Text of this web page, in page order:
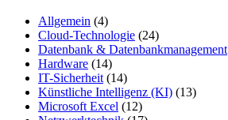
Allgemein (4)
Cloud-Technologie (24)
Datenbank & Datenbankmanagement
Hardware (14)
IT-Sicherheit (14)
Künstliche Intelligenz (KI) (13)
Microsoft Excel (12)